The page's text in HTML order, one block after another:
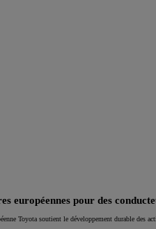
européennes pour des
Toyota soutient le développement durable des